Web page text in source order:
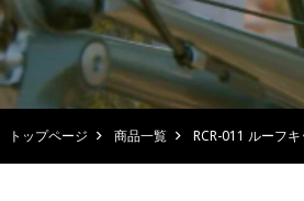
トップページ 商品一覧 RCR-011 ルーフキ